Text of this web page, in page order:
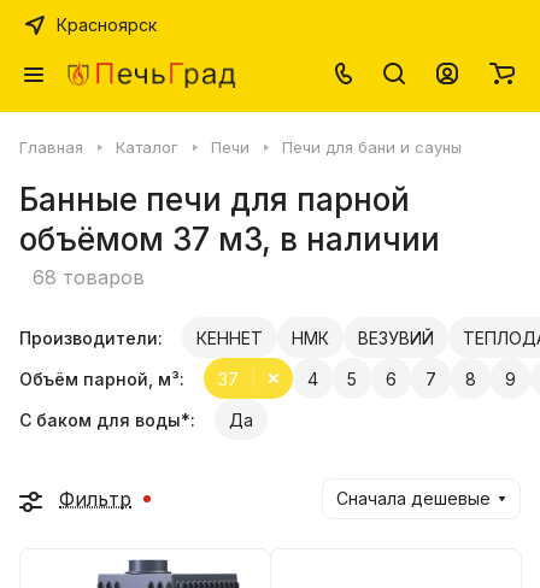
Красноярск
Главная Каталог Печи Печи для бани и сауны
Банные печи для парной
объёмом 37 м3, в наличии
68 товаров
Производители: КЕННЕТ НМК ВЕЗУВИЙ
Объём парной, м³:
4 5 6 7 8 9
37
С баком для воды*:
Да
Фильтр Сначала дешевые